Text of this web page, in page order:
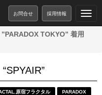
採用情報
お問合せ
”PARADOX TOKYO” 着用
原宿フラクタル PARADOX